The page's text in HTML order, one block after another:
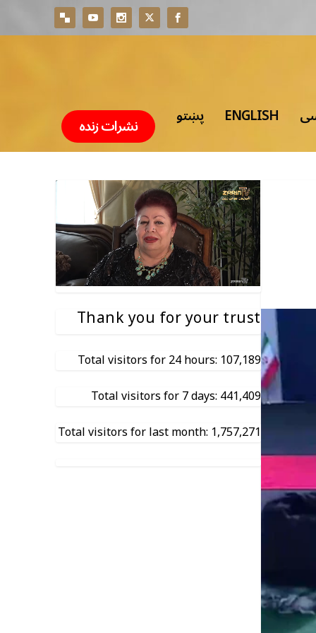
ENGLISH پښتو نشرات زنده
Thank you for your trust
Total visitors for 24 hours: 107,189
Total visitors for 7 days: 441,409
Total visitors for last month: 1,757,271